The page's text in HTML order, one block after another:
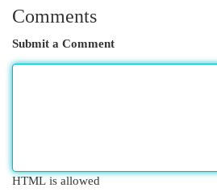
Comments
Submit a Comment
HTML is allowed